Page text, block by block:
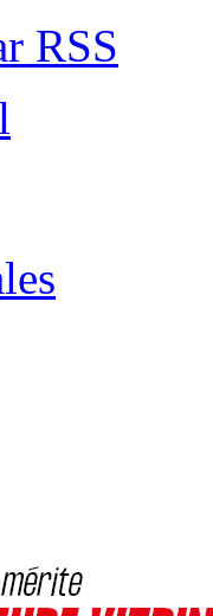
RSS